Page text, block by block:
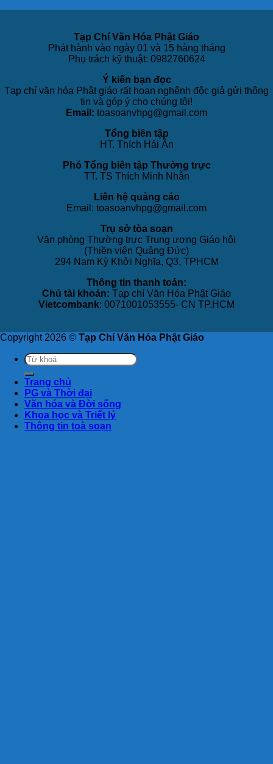
Tạp Chí Văn Hóa Phật Giáo
Phát hành vào ngày 01 và 15 hàng tháng
Phụ trách kỹ thuật: 0982760624
Ý kiến bạn đọc
Tạp chí văn hóa Phật giáo rất hoan nghênh độc giả gửi thông
tin và góp ý cho chúng tôi!
Email: toasoanvhpg@gmail.com
Tổng biên tập
HT. Thích Hải Ấn
Phó Tổng biên tập Thường trực
TT. TS Thích Minh Nhẫn
Liên hệ quảng cáo
Email: toasoanvhpg@gmail.com
Trụ sở tòa soạn
Văn phòng Thường trực Trung ương Giáo hội
(Thiền viện Quảng Đức)
294 Nam Kỳ Khởi Nghĩa, Q3, TPHCM
Thông tin thanh toán:
Chủ tài khoản: Tạp chí Văn Hóa Phật Giáo
Vietcombank: 0071001053555- CN TP.HCM
Copyright 2026 © Tạp Chí Văn Hóa Phật Giáo
Trang chủ
PG và Thời đại
Văn hóa và Đời sống
Khoa học và Triết lý
Thông tin toà soạn